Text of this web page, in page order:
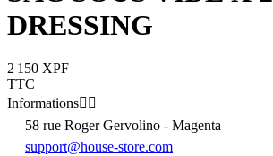
DRESSING
2 150 XPF
TTC
Informations 
58 rue Roger Gervolino - Magenta
support@house-store.com